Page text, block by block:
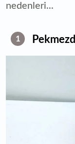
nedenleri...
1